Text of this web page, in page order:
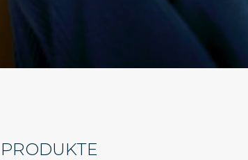
PRODUKTE